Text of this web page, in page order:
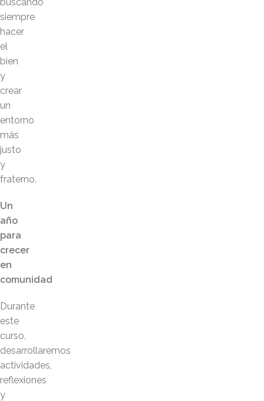
siempre
hacer
el
bien
y
crear
un
entorno
más
justo
y
fraterno.
Un
año
para
crecer
en
comunidad
Durante
este
curso,
desarrollaremos
actividades,
reflexiones
y